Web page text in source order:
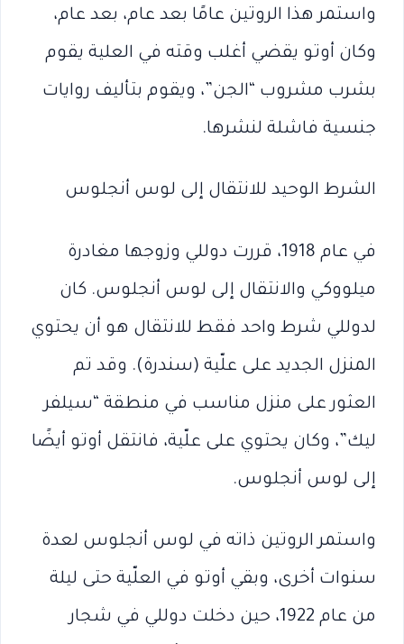
واستمر هذا الروتين عامًا بعد عام، بعد عام،
وكان أوتو يقضي أغلب وقته في العلية يقوم
بشرب مشروب “الجن”، ويقوم بتأليف روايات
جنسية فاشلة لنشرها.
الشرط الوحيد للانتقال إلى لوس أنجلوس
في عام 1918، قررت دوللي وزوجها مغادرة
ميلووكي والانتقال إلى لوس أنجلوس. كان
لدوللي شرط واحد فقط للانتقال هو أن يحتوي
المنزل الجديد على علّية (سندرة). وقد تم
العثور على منزل مناسب في منطقة “سيلفر
ليك”، وكان يحتوي على علّية، فانتقل أوتو أيضًا
إلى لوس أنجلوس.
واستمر الروتين ذاته في لوس أنجلوس لعدة
سنوات أخرى، وبقي أوتو في العلّية حتى ليلة
من عام 1922، حين دخلت دوللي في شجار